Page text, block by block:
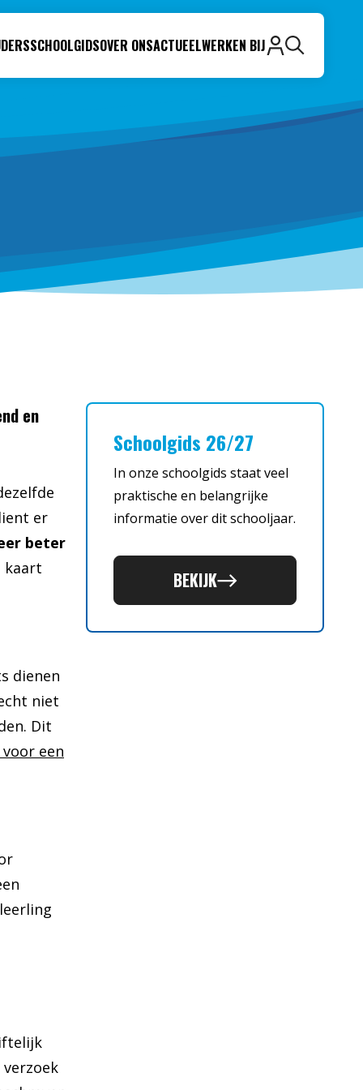
SCHOOLGIDSOVER ONSACTUEELWERKEN BIJ
Zoeken
en
er
beter
kaart
dienen
niet
Dit
een
Schoolgids 26/27
In onze schoolgids staat veel
praktische en belangrijke
informatie over dit schooljaar.
BEKIJK